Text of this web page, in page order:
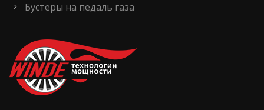
Бустеры на педаль газа